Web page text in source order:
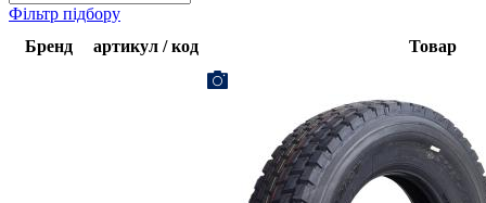
Фільтр підбору
Бренд
артикул / код Товар